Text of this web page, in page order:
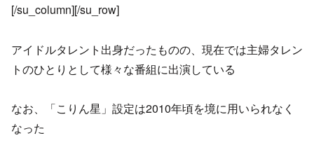
[/su_column][/su_row]
アイドルタレント出身だったものの、現在では主婦タレン
トのひとりとして様々な番組に出演している
なお、「こりん星」設定は2010年頃を境に用いられなく
なった